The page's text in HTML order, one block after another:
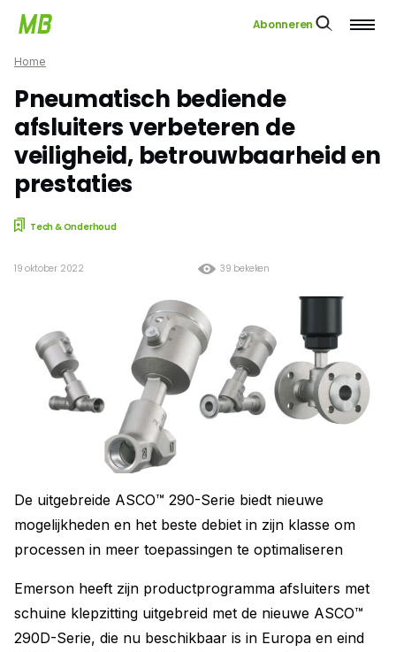
Abonneren
Home
Pneumatisch bediende
afsluiters verbeteren de
veiligheid, betrouwbaarheid en
prestaties
Tech & Onderhoud
39 bekeken
19 oktober 2022
De uitgebreide ASCO™ 290-Serie biedt nieuwe
mogelijkheden en het beste debiet in zijn klasse om
processen in meer toepassingen te optimaliseren
Emerson heeft zijn productprogramma afsluiters met
schuine klepzitting uitgebreid met de nieuwe ASCO™
290D-Serie, die nu beschikbaar is in Europa en eind